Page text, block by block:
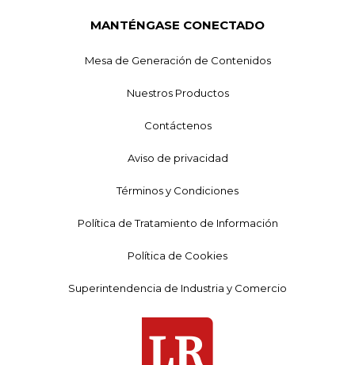
MANTÉNGASE CONECTADO
Mesa de Generación de Contenidos
Nuestros Productos
Contáctenos
Aviso de privacidad
Términos y Condiciones
Política de Tratamiento de Información
Política de Cookies
Superintendencia de Industria y Comercio